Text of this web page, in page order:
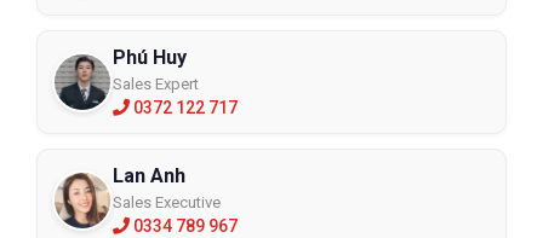
Phú Huy
Sales Expert
0372 122 717
Lan Anh
Sales Executive
0334 789 967